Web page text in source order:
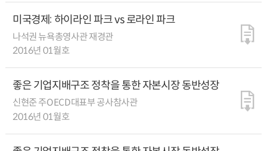
미국경제: 하이라인 파크 vs 로라인 파크
나석권 뉴욕총영사관 재경관
2016년 01월호
좋은 기업지배구조 정착을 통한 자본시장 동반성장
신현준 주OECD대표부 공사참사관
2016년 01월호